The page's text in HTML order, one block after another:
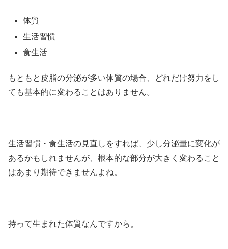
体質
生活習慣
食生活
もともと皮脂の分泌が多い体質の場合、どれだけ努力をし
ても基本的に変わることはありません。
生活習慣・食生活の見直しをすれば、少し分泌量に変化が
あるかもしれませんが、根本的な部分が大きく変わること
はあまり期待できませんよね。
持って生まれた体質なんですから。